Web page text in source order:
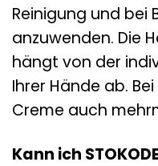
Reinigung und bei
anzuwenden. Die
hängt von der
Ihrer Hände ab.
Creme auch
Kann ich